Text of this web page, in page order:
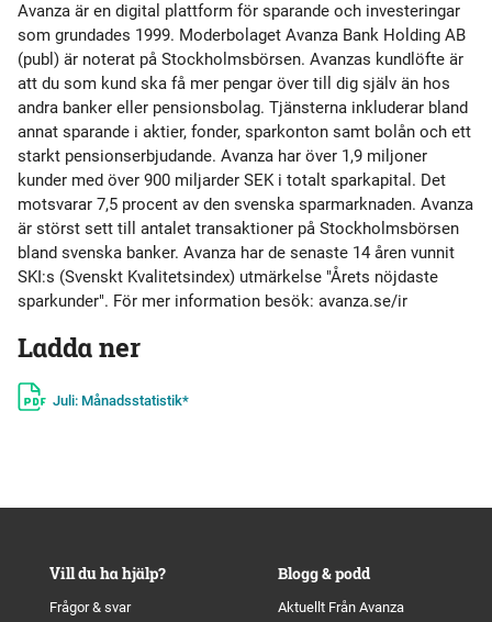
Avanza är en digital plattform för sparande och investeringar
som grundades 1999. Moderbolaget Avanza Bank Holding AB
(publ) är noterat på Stockholmsbörsen. Avanzas kundlöfte är
att du som kund ska få mer pengar över till dig själv än hos
andra banker eller pensionsbolag. Tjänsterna inkluderar bland
annat sparande i aktier, fonder, sparkonton samt bolån och ett
starkt pensionserbjudande. Avanza har över 1,9 miljoner
kunder med över 900 miljarder SEK i totalt sparkapital. Det
motsvarar 7,5 procent av den svenska sparmarknaden. Avanza
är störst sett till antalet transaktioner på Stockholmsbörsen
bland svenska banker. Avanza har de senaste 14 åren vunnit
SKI:s (Svenskt Kvalitetsindex) utmärkelse "Årets nöjdaste
sparkunder". För mer information besök: avanza.se/ir
Ladda ner
Juli: Månadsstatistik*
Vill du ha hjälp?
Frågor & svar
Blogg & podd
Aktuellt Från Avanza